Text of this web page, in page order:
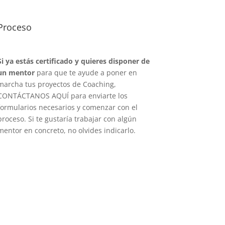
ya estás certificado y quieres disponer de
mentorpara que te ayude a poner en
tus proyectos de Coaching,
AQUÍ para enviarte los
necesarios y comenzar con el
Si te gustaría trabajar con algún
en concreto, no olvides indicarlo.